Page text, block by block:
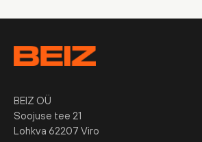
BEIZ OÜ
Soojuse tee 21
Lohkva 62207 Viro